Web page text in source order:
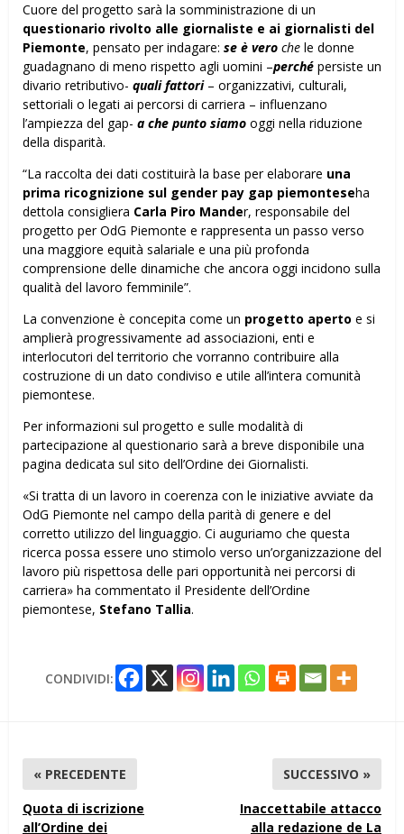
Cuore del progetto sarà la somministrazione di un
questionario rivolto alle giornaliste e ai giornalisti del
Piemonte, pensato per indagare: se è vero che le donne
guadagnano di meno rispetto agli uomini –perché persiste un
divario retributivo- quali fattori– organizzativi, culturali,
settoriali o legati ai percorsi di carriera – influenzano
l’ampiezza del gap- a che punto siamo oggi nella riduzione
della disparità.
“La raccolta dei dati costituirà la base per elaborare una
prima ricognizione sul gender pay gap piemonteseha
dettola consigliera Carla Piro Mander, responsabile del
progetto per OdG Piemonte e rappresenta un passo verso
una maggiore equità salariale e una più profonda
comprensione delle dinamiche che ancora oggi incidono sulla
qualità del lavoro femminile”.
La convenzione è concepita come un progetto aperto e si
amplierà progressivamente ad associazioni, enti e
interlocutori del territorio che vorranno contribuire alla
costruzione di un dato condiviso e utile all’intera comunità
piemontese.
Per informazioni sul progetto e sulle modalità di
partecipazione al questionario sarà a breve disponibile una
pagina dedicata sul sito dell’Ordine dei Giornalisti.
«Si tratta di un lavoro in coerenza con le iniziative avviate da
OdG Piemonte nel campo della parità di genere e del
corretto utilizzo del linguaggio. Ci auguriamo che questa
ricerca possa essere uno stimolo verso un’organizzazione del
lavoro più rispettosa delle pari opportunità nei percorsi di
carriera» ha commentato il Presidente dell’Ordine
piemontese, Stefano Tallia.
CONDIVIDI:
« PRECEDENTE
Quota di iscrizione
all’Ordine dei
SUCCESSIVO »
Inaccettabile attacco
alla redazione de La